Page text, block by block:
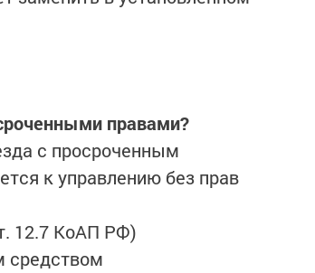
правами?
с просроченным
к управлению без прав
12.7 КоАП РФ)
средством